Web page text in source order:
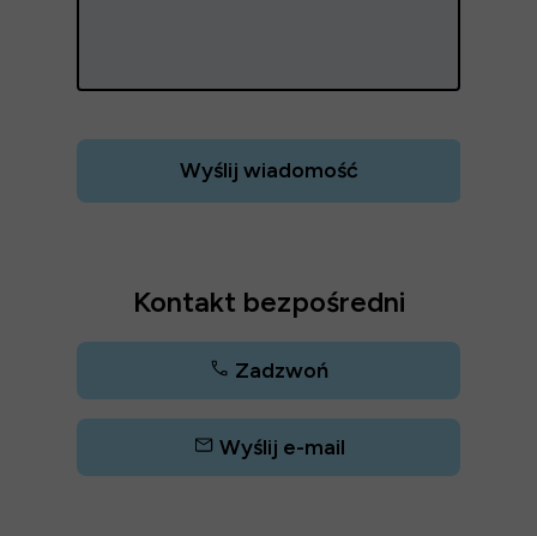
Wyślij wiadomość
Kontakt bezpośredni
Wyślij e-mail
Zadzwoń